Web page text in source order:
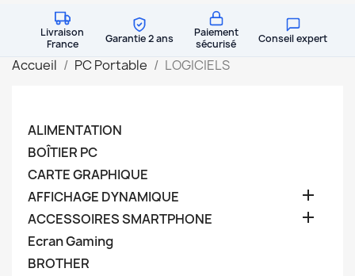
Livraison
France
Garantie 2 ans
Paiement
sécurisé
Conseil expert
Accueil PC Portable LOGICIELS
ALIMENTATION
BOÎTIER PC
CARTE GRAPHIQUE
AFFICHAGE DYNAMIQUE

ACCESSOIRES SMARTPHONE 
Ecran Gaming
BROTHER